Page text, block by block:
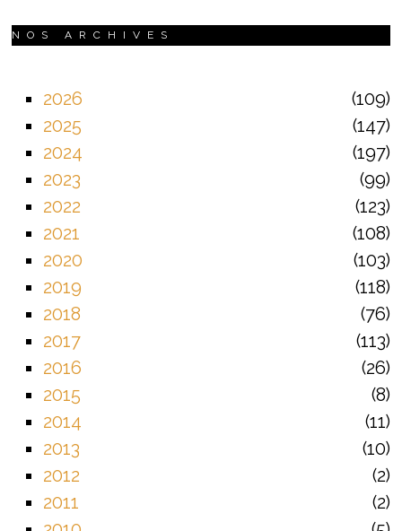
NOS ARCHIVES
2026
109
2025
147
2024
197
2023
99
2022
123
2021
108
2020
103
2019
118
2018
76
2017
113
2016
26
2015
8
2014
11
2013
10
2012
2
2011
2